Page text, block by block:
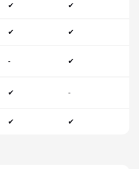
✔ ✔
✔ ✔
- ✔
✔ -
✔ ✔